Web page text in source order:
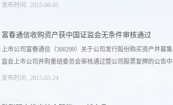
发布时间: 2015-06-05
富春通信收购资产获中国证监会无条件审核通过
上市公司富春通信（300299）关于公司发行股份购买资产并募
监会上市公司并购重组委员会审核通过暨公司股票复牌的公告
发布时间: 2015-03-24